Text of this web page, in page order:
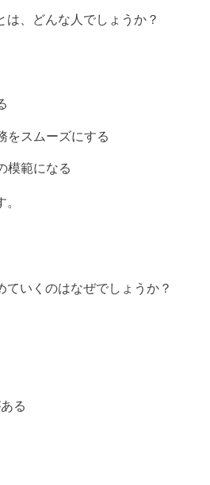
は、どんな人でしょうか？
をスムーズにする
模範になる
ていくのはなぜでしょうか？
る